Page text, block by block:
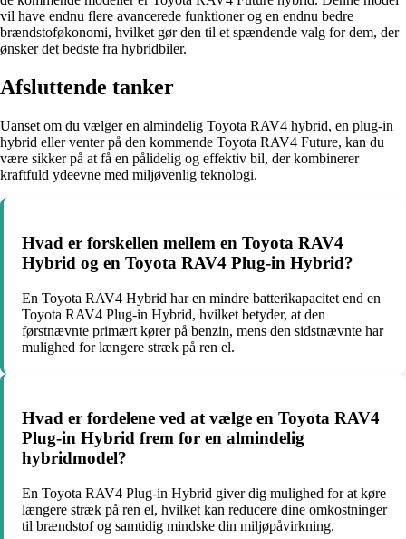
vil have endnu flere avancerede funktioner og en endnu bedre
brændstoføkonomi, hvilket gør den til et spændende valg for dem, der
ønsker det bedste fra hybridbiler.
Afsluttende tanker
Uanset om du vælger en almindelig Toyota RAV4 hybrid, en plug-in
hybrid eller venter på den kommende Toyota RAV4 Future, kan du
være sikker på at få en pålidelig og effektiv bil, der kombinerer
kraftfuld ydeevne med miljøvenlig teknologi.
Hvad er forskellen mellem en Toyota RAV4
Hybrid og en Toyota RAV4 Plug-in Hybrid?
En Toyota RAV4 Hybrid har en mindre batterikapacitet end en
Toyota RAV4 Plug-in Hybrid, hvilket betyder, at den
førstnævnte primært kører på benzin, mens den sidstnævnte har
mulighed for længere stræk på ren el.
Hvad er fordelene ved at vælge en Toyota RAV4
Plug-in Hybrid frem for en almindelig
hybridmodel?
En Toyota RAV4 Plug-in Hybrid giver dig mulighed for at køre
længere stræk på ren el, hvilket kan reducere dine omkostninger
til brændstof og samtidig mindske din miljøpåvirkning.